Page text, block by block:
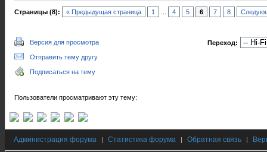
Страницы (8): « Предыдущая страница 1 4 5 6 7 8
Версия для просмотра
Отправить тему другу
Подписаться на тему
Переход:
Пользователи просматривают эту тему:
Администрация форума | Статистика форума | Обратная связь |